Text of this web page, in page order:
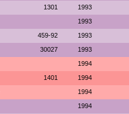
1301 1993
1993
459-92 1993
30027 1993
1994
1401 1994
1994
1994